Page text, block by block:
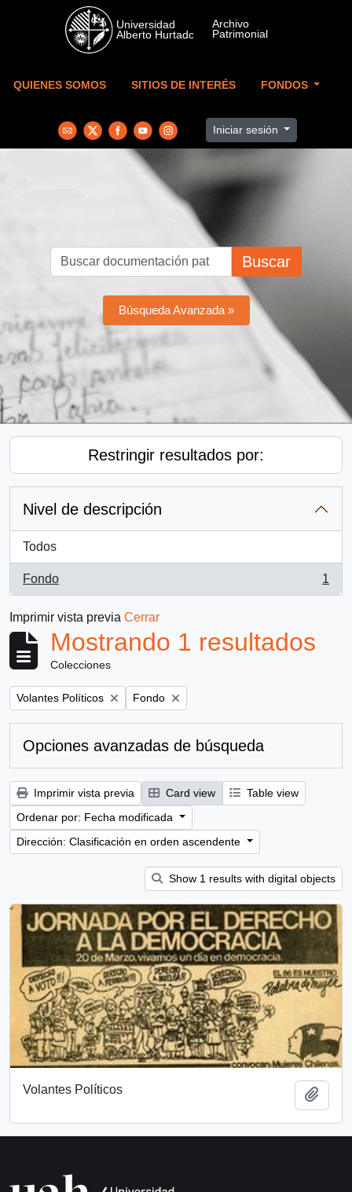
Skip to main content
QUIENES SOMOS SITIOS DE INTERÉS FONDOS
Iniciar sesión
Buscar
Búsqueda Avanzada »
Restringir resultados por:
Nivel de descripción
Todos
Fondo
, 1 resultados
1
Imprimir vista previa Cerrar
Mostrando 1 resultados
Colecciones
Remove filter:
Volantes Políticos Remove filter:
Fondo
Opciones avanzadas de búsqueda
Imprimir vista previa Card view
Table view
Ordenar por: Fecha modificada
Dirección: Clasificación en orden ascendente
Show 1 results with digital objects
Volantes Políticos